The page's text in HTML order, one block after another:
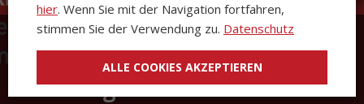
Die Kirchenzeitung Tiroler
Sonntag
hier. Wenn Sie mit der Navigation fortfahren,
stimmen Sie der Verwendung zu. Datenschutz
ALLE COOKIES AKZEPTIEREN